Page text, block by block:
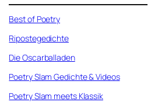
Best of Poetry
Ripostegedichte
Die Oscarballaden
Poetry Slam Gedichte & Videos
Poetry Slam meets Klassik